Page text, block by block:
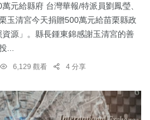
元給縣府 台灣華報/特派員劉鳳瑩、
玉清宮今天捐贈500萬元給苗栗縣政
源」。縣長鍾東錦感謝玉清宮的善
...
6,129 觀看 4 分享